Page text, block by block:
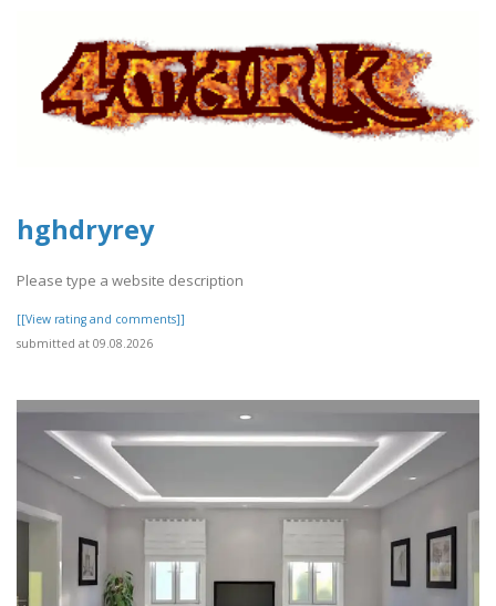
hghdryrey
Please type a website description
[[View rating and comments]]
submitted at 09.08.2026